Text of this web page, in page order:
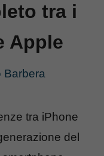
tra i
Apple
Barbera
tra iPhone
del